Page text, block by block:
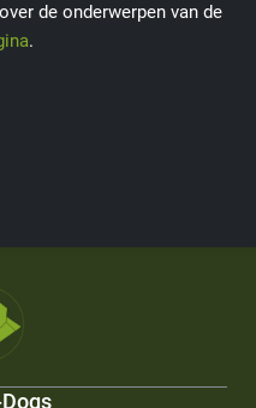
de onderwerpen van de
.